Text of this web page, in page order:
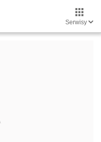
Serwisy